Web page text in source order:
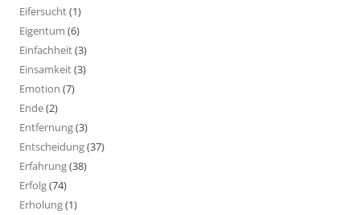
Eifersucht(1)
Eigentum (6)
Einfachheit(3)
Einsamkeit(3)
Emotion (7)
Ende(2)
Entfernung(3)
Entscheidung(37)
Erfahrung(38)
Erfolg(74)
Erholung(1)